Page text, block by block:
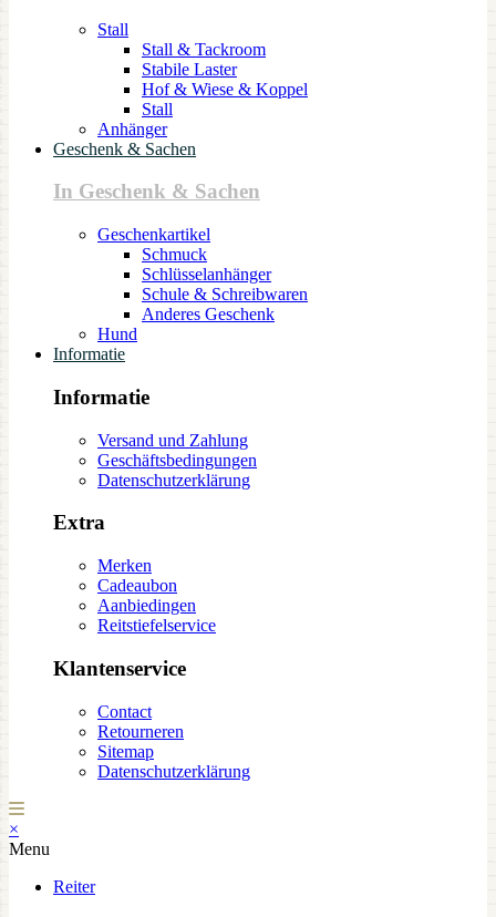
Stall
Stall & Tackroom
Stabile Laster
Hof & Wiese & Koppel
Stall
Anhänger
Geschenk & Sachen
In Geschenk & Sachen
Geschenkartikel
Schmuck
Schlüsselanhänger
Schule & Schreibwaren
Anderes Geschenk
Hund
Informatie
Informatie
Versand und Zahlung
Geschäftsbedingungen
Datenschutzerklärung
Extra
Merken
Cadeaubon
Aanbiedingen
Reitstiefelservice
Klantenservice
Contact
Retourneren
Sitemap
Datenschutzerklärung
×
Menu
Reiter